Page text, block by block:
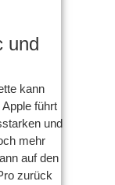
und
kann
führt
und
mehr
auf den
zurück